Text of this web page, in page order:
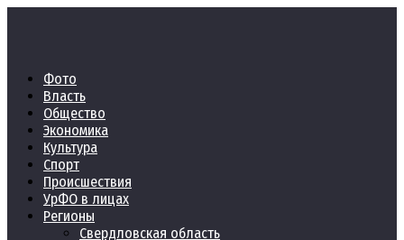
Фото
Власть
Общество
Экономика
Культура
Спорт
Происшествия
УрФО в лицах
Регионы
Свердловская область